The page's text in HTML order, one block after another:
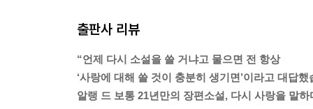
만약 사랑을 상대방의 행복을 진심으로 염려하는
면 우리가 다루고 있는 문제는 결코 사랑이 아니
직 그 경우에만 상대방의 행복을 바라는 욕망에
다는 걸 알면서도 재빠르게 피하고, 더욱 깨지기
출판사 리뷰
“언제 다시 소설을 쓸 거냐고 물으면 전 항상
‘사랑에 대해 쓸 것이 충분히 생기면’이라고 대답했
알랭 드 보통 21년만의 장편소설, 다시 사랑을 말하